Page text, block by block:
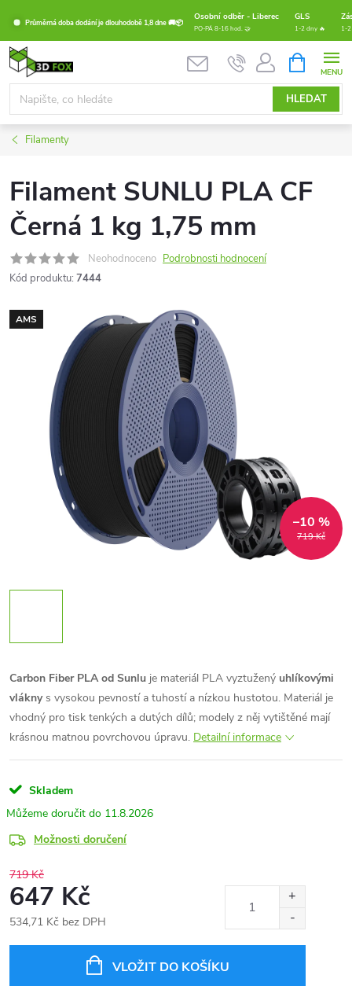
obsah
Průměrná doba dodání je dlouhodobě 1,8 dne 🚚📦
Osobní odběr - Liberec GLS
PO-PÁ 8-16 hod. 🤝 1-2 dny 🔥 1-
HLEDAT
NÁKUPNÍ
KOŠÍK
Filamenty
Filament SUNLU PLA CF
Černá 1 kg 1,75 mm
Neohodnoceno Podrobnosti hodnocení
Kód produktu: 7444
AMS
719 Kč
–10 %
Carbon Fiber PLA od Sunlu je materiál PLA vyztužený uhlíkovými
vláknys vysokou pevností a tuhostí a nízkou hustotou. Materiál je
vhodný pro tisk tenkých a dutých dílů; modely z něj vytištěné mají
krásnou matnou povrchovou úpravu. Detailní informace
Skladem
11.8.2026
Možnosti doručení
719 Kč
647 Kč
534,71 Kč bez DPH
VLOŽIT DO KOŠÍKU